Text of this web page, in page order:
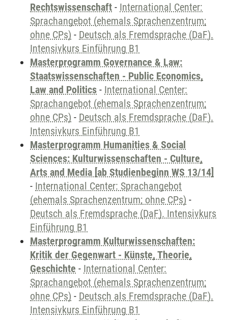
Rechtswissenschaft - International Center:
Sprachangebot (ehemals Sprachenzentrum;
ohne CPs) - Deutsch als Fremdsprache (DaF).
Intensivkurs Einführung B1
Masterprogramm Governance & Law:
Staatswissenschaften - Public Economics,
Law and Politics - International Center:
Sprachangebot (ehemals Sprachenzentrum;
ohne CPs) - Deutsch als Fremdsprache (DaF).
Intensivkurs Einführung B1
Masterprogramm Humanities & Social
Sciences: Kulturwissenschaften - Culture,
Arts and Media [ab Studienbeginn WS 13/14]
- International Center: Sprachangebot
(ehemals Sprachenzentrum; ohne CPs) -
Deutsch als Fremdsprache (DaF). Intensivkurs
Einführung B1
Masterprogramm Kulturwissenschaften:
Kritik der Gegenwart - Künste, Theorie,
Geschichte - International Center:
Sprachangebot (ehemals Sprachenzentrum;
ohne CPs) - Deutsch als Fremdsprache (DaF).
Intensivkurs Einführung B1